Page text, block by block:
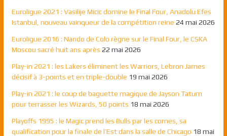
Euroligue 2021 : Vasilije Micic domine le Final Four, Anadolu Efes
Istanbul, nouveau vainqueur de la compétition reine 24 mai 2026
Euroligue 2016 : Nando de Colo règne sur le Final Four, le CSKA
Moscou sacré huit ans après 22 mai 2026
Play-in 2021 : les Lakers éliminent les Warriors, Lebron James
décisif à 3-points et en triple-double 19 mai 2026
Play-in 2021 : le coup de baguette magique de Jayson Tatum
pour terrasser les Wizards, 50 points 18 mai 2026
Playoffs 1995 : le Magic prend les Bulls par les cornes, sa
qualification pour la finale de l’Est dans la salle de Chicago 18 mai